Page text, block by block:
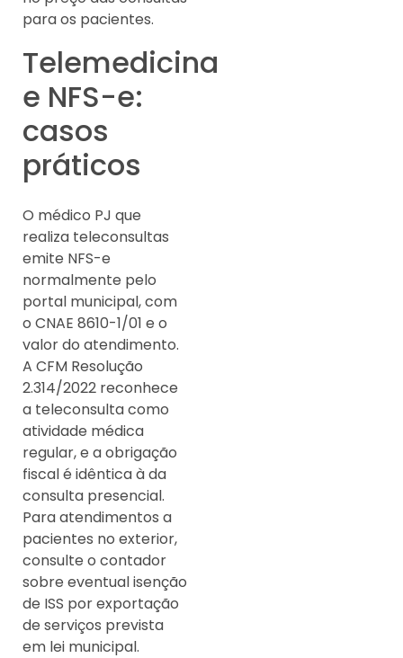
para os pacientes.
Telemedicina
e NFS-e:
casos
práticos
O médico PJ que
realiza teleconsultas
emite NFS-e
normalmente pelo
portal municipal, com
o CNAE 8610-1/01 e o
valor do atendimento.
A CFM Resolução
2.314/2022 reconhece
a teleconsulta como
atividade médica
regular, e a obrigação
fiscal é idêntica à da
consulta presencial.
Para atendimentos a
pacientes no exterior,
consulte o contador
sobre eventual isenção
de ISS por exportação
de serviços prevista
em lei municipal.